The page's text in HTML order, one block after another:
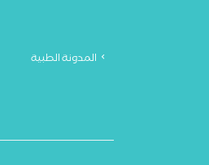
المدونة الطبية